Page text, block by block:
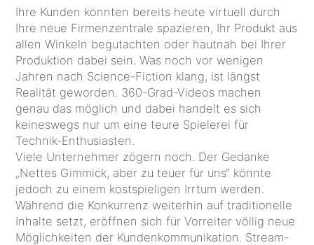
Ihre Kunden könnten bereits heute virtuell durch
Ihre neue Firmenzentrale spazieren, Ihr Produkt aus
allen Winkeln begutachten oder hautnah bei Ihrer
Produktion dabei sein. Was noch vor wenigen
Jahren nach Science-Fiction klang, ist längst
Realität geworden. 360-Grad-Videos machen
genau das möglich und dabei handelt es sich
keineswegs nur um eine teure Spielerei für
Technik-Enthusiasten.
Viele Unternehmer zögern noch. Der Gedanke
„Nettes Gimmick, aber zu teuer für uns“ könnte
jedoch zu einem kostspieligen Irrtum werden.
Während die Konkurrenz weiterhin auf traditionelle
Inhalte setzt, eröffnen sich für Vorreiter völlig neue
Möglichkeiten der Kundenkommunikation. Stream-